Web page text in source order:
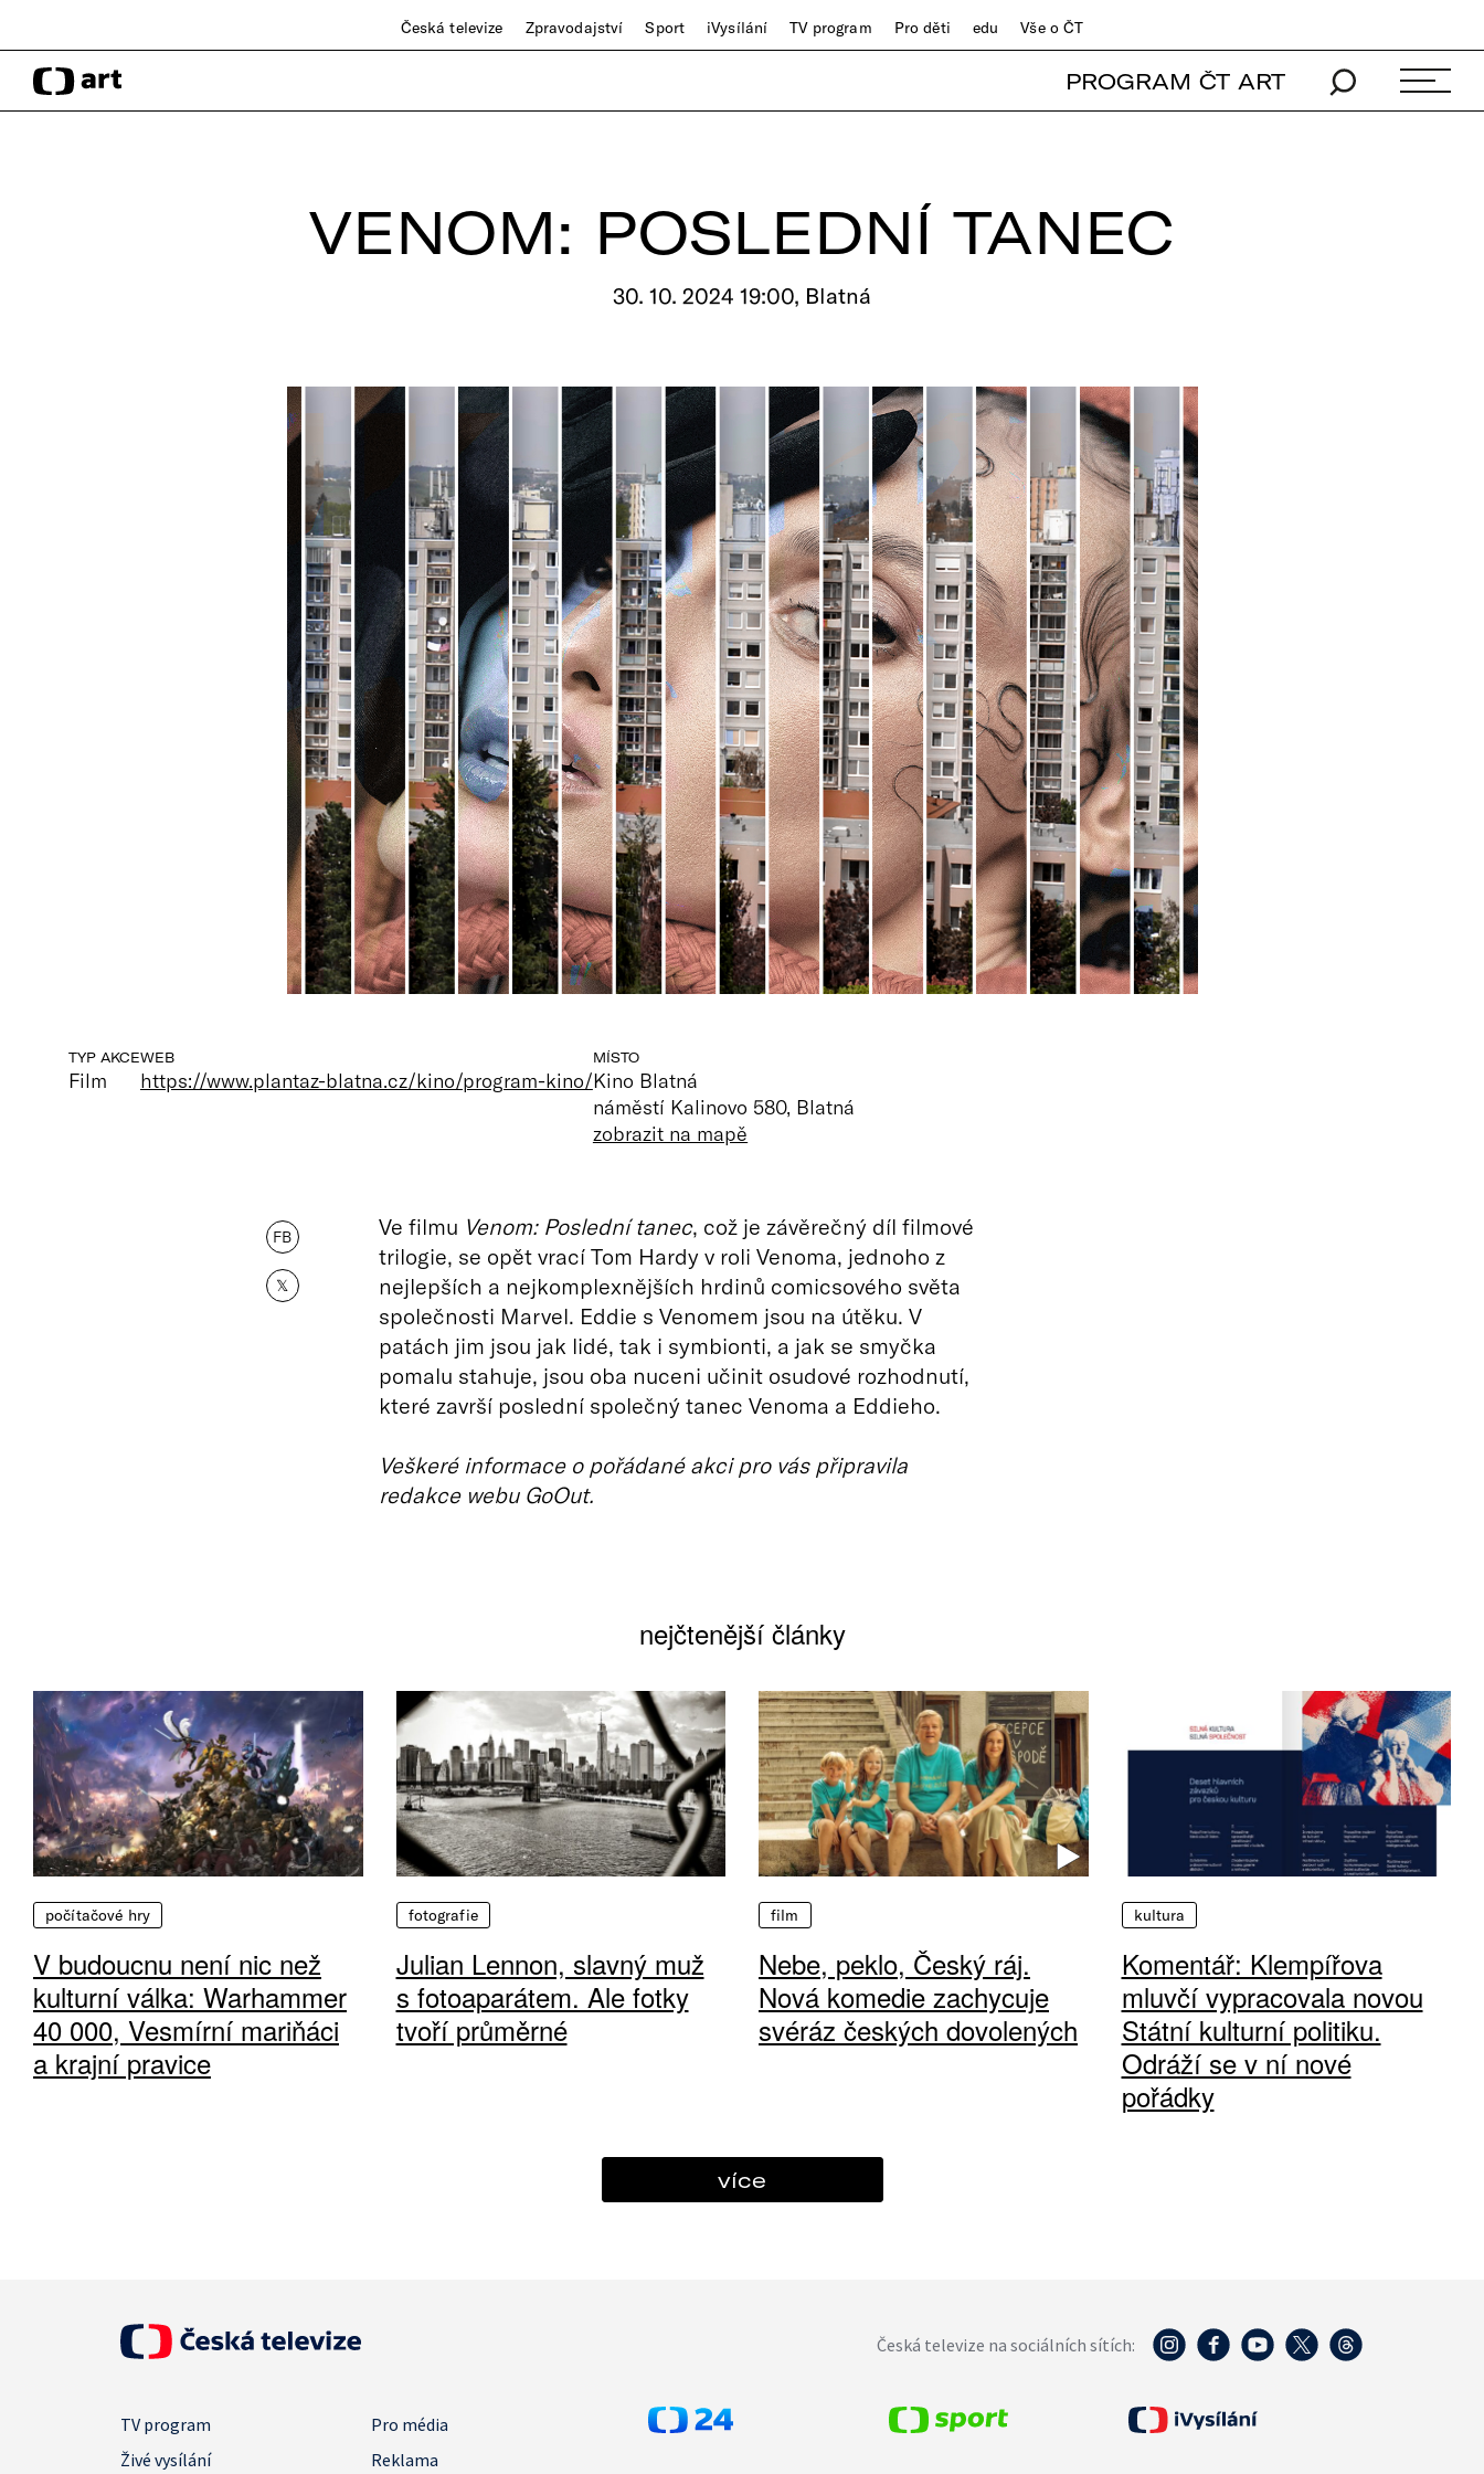
Česká televize Zpravodajství Sport iVysílání TV program Pro děti edu Vše o ČT
PROGRAM ČT ART
VENOM: POSLEDNÍ TANEC
30. 10. 2024 19:00, Blatná
TYP AKCE
Film
WEB
https://www.plantaz-blatna.cz/kino/program-kino/
MÍSTO
Kino Blatná
náměstí Kalinovo 580, Blatná
zobrazit na mapě
FB
𝕏
Ve filmu Venom: Poslední tanec, což je závěrečný díl filmové
trilogie, se opět vrací Tom Hardy v roli Venoma, jednoho z
nejlepších a nejkomplexnějších hrdinů comicsového světa
společnosti Marvel. Eddie s Venomem jsou na útěku. V
patách jim jsou jak lidé, tak i symbionti, a jak se smyčka
pomalu stahuje, jsou oba nuceni učinit osudové rozhodnutí,
které završí poslední společný tanec Venoma a Eddieho.
Veškeré informace o pořádané akci pro vás připravila
redakce webu GoOut.
nejčtenější články
počítačové hry
V budoucnu není nic než
kulturní válka: Warhammer
40 000, Vesmírní mariňáci
a krajní pravice
fotografie
Julian Lennon, slavný muž
s fotoaparátem. Ale fotky
tvoří průměrné
film
Nebe, peklo, Český ráj.
Nová komedie zachycuje
svéráz českých dovolených
kultura
Komentář: Klempířova
mluvčí vypracovala novou
Státní kulturní politiku.
Odráží se v ní nové
pořádky
více
Česká televize na sociálních sítích:
TV program
Pro média
Živé vysílání
Reklama